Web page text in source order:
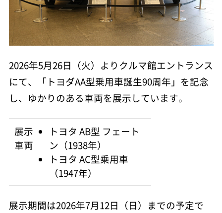
2026年5月26日（火）よりクルマ館エントランス
にて、「トヨダAA型乗用車誕生90周年」を記念
し、ゆかりのある車両を展示しています。
展示
車両
トヨタ AB型 フェート
ン（1938年）
トヨタ AC型乗用車
（1947年）
展示期間は2026年7月12日（日）までの予定で